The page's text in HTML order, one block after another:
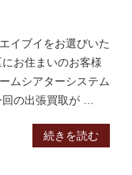
イブイをお選びいた
お住まいのお客様
ムシアターシステム
の出張買取が …
続きを読む